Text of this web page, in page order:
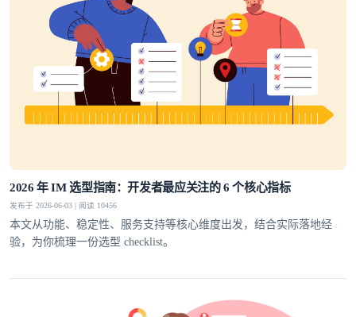
2026 年 IM 选型指南：开发者最应关注的 6 个核心指标
发布于 2026-06-03 | 阅读 10456
本文从功能、稳定性、服务支持等核心维度出发，结合实际落地经
验，为你梳理一份选型 checklist。